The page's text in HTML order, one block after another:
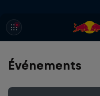
Événements